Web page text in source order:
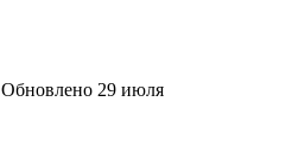
Обновлено 29 июля